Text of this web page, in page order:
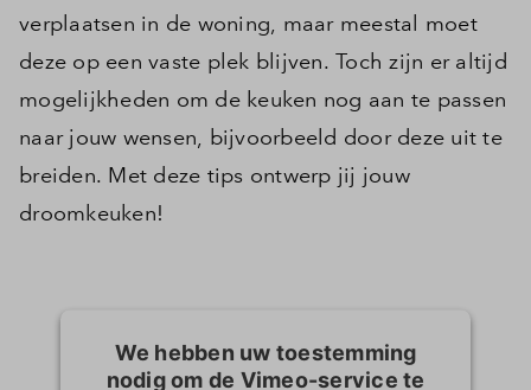
verplaatsen in de woning, maar meestal moet
deze op een vaste plek blijven. Toch zijn er altijd
mogelijkheden om de keuken nog aan te passen
naar jouw wensen, bijvoorbeeld door deze uit te
breiden. Met deze tips ontwerp jij jouw
droomkeuken!
We hebben uw toestemming
nodig om de Vimeo-service te